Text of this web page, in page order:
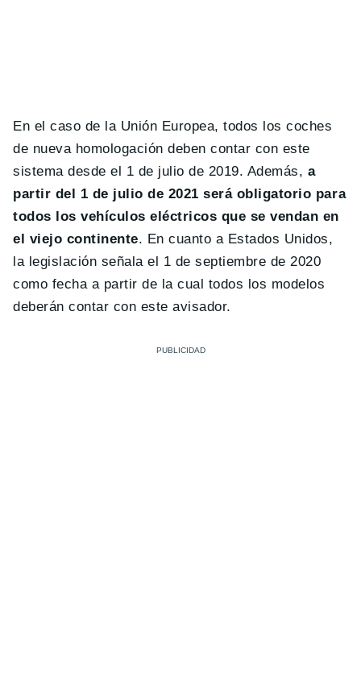
En el caso de la Unión Europea, todos los coches
de nueva homologación deben contar con este
sistema desde el 1 de julio de 2019. Además, a
partir del 1 de julio de 2021 será obligatorio para
todos los vehículos eléctricos que se vendan en
el viejo continente. En cuanto a Estados Unidos,
la legislación señala el 1 de septiembre de 2020
como fecha a partir de la cual todos los modelos
deberán contar con este avisador.